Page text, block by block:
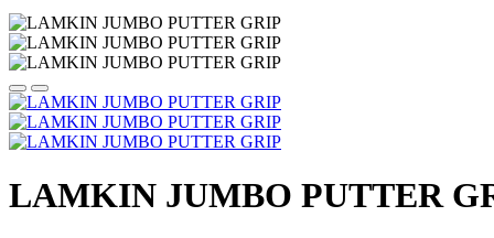
LAMKIN JUMBO PUTTER